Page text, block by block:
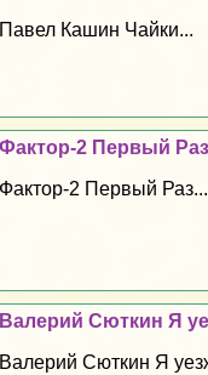
Павел Кашин Чайки...
Фактор-2 Первый Раз
Фактор-2 Первый Раз...
Валерий Сюткин Я
Валерий Сюткин Я